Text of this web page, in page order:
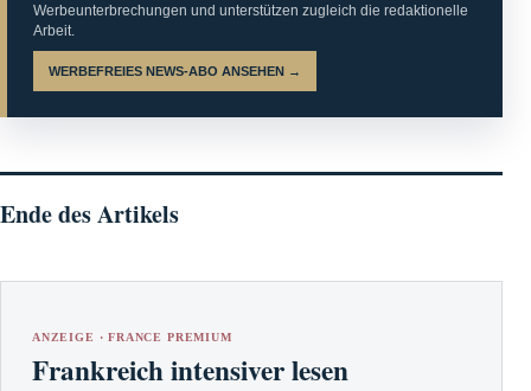
Werbeunterbrechungen und unterstützen zugleich die redaktionelle
Arbeit.
WERBEFREIES NEWS-ABO ANSEHEN →
Ende des Artikels
ANZEIGE · FRANCE PREMIUM
Frankreich intensiver lesen